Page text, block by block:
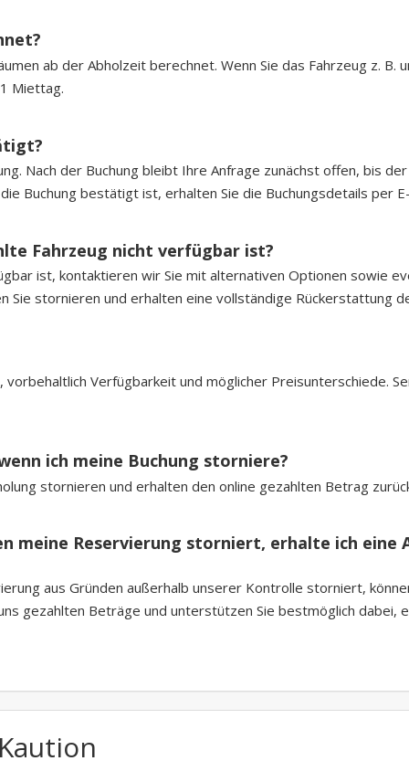
ab der Abholzeit berechnet. Wenn Sie das Fahrzeug z. B.
Miettag.
Nach der Buchung bleibt Ihre Anfrage zunächst offen, bis
Buchung bestätigt ist, erhalten Sie die Buchungsdetails per
Fahrzeug nicht verfügbar ist?
ist, kontaktieren wir Sie mit alternativen Optionen sowie
Sie stornieren und erhalten eine vollständige Rückerstattung
Verfügbarkeit und möglicher Preisunterschiede.
ich meine Buchung storniere?
stornieren und erhalten den online gezahlten Betrag
meine Reservierung storniert, erhalte ich eine
aus Gründen außerhalb unserer Kontrolle storniert,
gezahlten Beträge und unterstützen Sie bestmöglich dabei,